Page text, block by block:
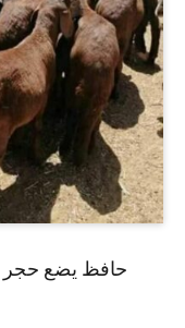
حافظ يضع حجر